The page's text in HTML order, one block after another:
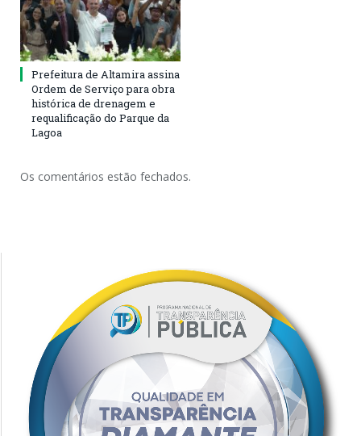
Prefeitura de Altamira assina
Ordem de Serviço para obra
histórica de drenagem e
requalificação do Parque da
Lagoa
Os comentários estão fechados.